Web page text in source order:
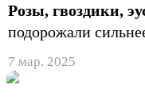
Розы, гвоздики,
подорожали
7 мар. 2025